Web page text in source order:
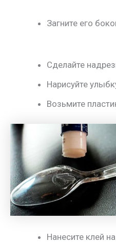
Загните его
Сделайте
Нарисуйте
Возьмите
Нанесите клей